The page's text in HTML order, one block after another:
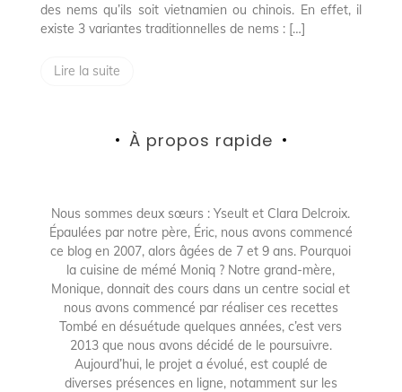
des nems qu’ils soit vietnamien ou chinois. En effet, il
existe 3 variantes traditionnelles de nems : […]
Lire la suite
À propos rapide
Nous sommes deux sœurs : Yseult et Clara Delcroix.
Épaulées par notre père, Éric, nous avons commencé
ce blog en 2007, alors âgées de 7 et 9 ans. Pourquoi
la cuisine de mémé Moniq ? Notre grand-mère,
Monique, donnait des cours dans un centre social et
nous avons commencé par réaliser ces recettes
Tombé en désuétude quelques années, c’est vers
2013 que nous avons décidé de le poursuivre.
Aujourd’hui, le projet a évolué, est couplé de
diverses présences en ligne, notamment sur les